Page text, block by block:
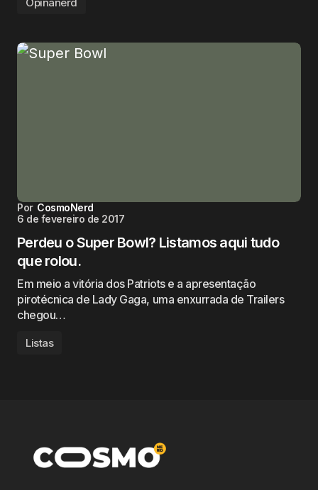
Por CosmoNerd
6 de fevereiro de 2017
Perdeu o Super Bowl? Listamos aqui tudo
que rolou.
Em meio a vitória dos Patriots e a apresentação
pirotécnica de Lady Gaga, uma enxurrada de Trailers
chegou…
Listas